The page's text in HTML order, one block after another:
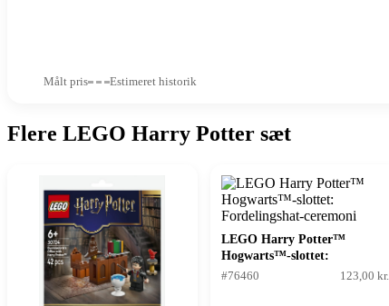
Målt pris Estimeret historik
Flere LEGO Harry Potter sæt
LEGO Harry Potter™
Hogwarts™-slottet:
Fordelingshat-ceremoni
#76460 123,00 kr.